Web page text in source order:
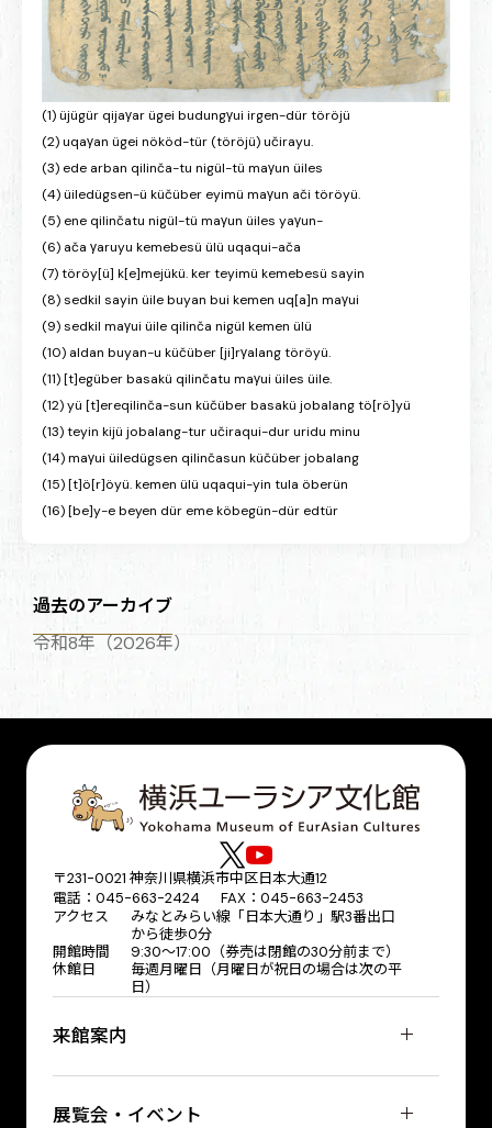
(1) üjügür qijaγar ügei budungγui irgen-dür töröjü
(2) uqaγan ügei nököd-tür (töröjü) učirayu.
(3) ede arban qilinča-tu nigül-tü maγun üiles
(4) üiledügsen-ü küčüber eyimü maγun ači töröyü.
(5) ene qilinčatu nigül-tü maγun üiles yaγun-
(6) ača γaruyu kemebesü ülü uqaqui-ača
(7) töröy[ü] k[e]mejükü. ker teyimü kemebesü sayin
(8) sedkil sayin üile buyan bui kemen uq[a]n maγui
(9) sedkil maγui üile qilinča nigül kemen ülü
(10) aldan buyan-u küčüber [ji]rγalang töröyü.
(11) [t]egüber basakü qilinčatu maγui üiles üile.
(12) yü [t]ereqilinča-sun küčüber basakü jobalang tö[rö]yü
(13) teyin kijü jobalang-tur učiraqui-dur uridu minu
(14) maγui üiledügsen qilinčasun küčüber jobalang
(15) [t]ö[r]öyü. kemen ülü uqaqui-yin tula öberün
(16) [be]y-e beyen dür eme köbegün-dür edtür
過去のアーカイブ
令和8年（2026年）
〒231-0021 神奈川県横浜市中区日本大通12
電話：045-663-2424 FAX：045-663-2453
アクセス
みなとみらい線「日本大通り」駅3番出口
から徒歩0分
開館時間
9:30～17:00（券売は閉館の30分前まで）
休館日
毎週月曜日（月曜日が祝日の場合は次の平
日）
来館案内
展覧会・イベント